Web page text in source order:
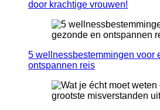
door krachtige vrouwen!
5 wellnessbestemmingen voor
ontspannen reis